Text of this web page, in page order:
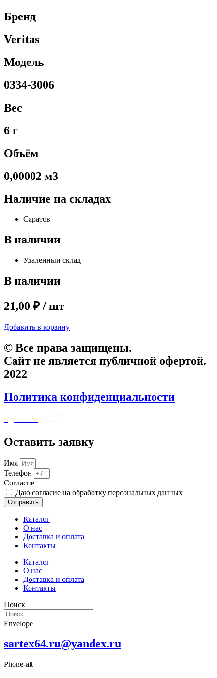
Бренд
Veritas
Модель
0334-3006
Вес
6 г
Объём
0,00002 м3
Наличие на складах
Саратов
В наличии
Удаленный склад
В наличии
21,00 ₽ / шт
Добавить в корзину
© Все права защищены.
Сайт не является публичной офертой.
2022
Политика конфиденциальности
Оставить заявку
Имя
Телефон
Cогласие
Даю согласие на обработку персональных данных
Отправить
Каталог
О нас
Доставка и оплата
Контакты
Каталог
О нас
Доставка и оплата
Контакты
Поиск
Envelope
sartex64.ru@yandex.ru
Phone-alt